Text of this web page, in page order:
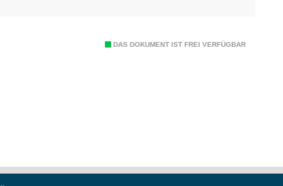
DAS DOKUMENT IST FREI VERFÜGBAR